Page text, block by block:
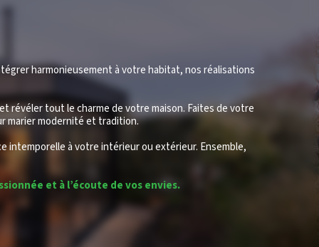
harmonieusement à votre habitat, nos réalisations
tout le charme de votre maison. Faites de votre
marier modernité et tradition.
intemporelle à votre intérieur ou extérieur. Ensemble,
et à l’écoute de vos envies.